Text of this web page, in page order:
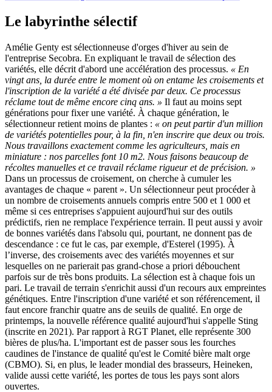
Le labyrinthe sélectif
Amélie Genty est sélectionneuse d'orges d'hiver au sein de
l'entreprise Secobra. En expliquant le travail de sélection des
variétés, elle décrit d'abord une accélération des processus. « En
vingt ans, la durée entre le moment où on entame les croisements et
l'inscription de la variété a été divisée par deux. Ce processus
réclame tout de même encore cinq ans. » Il faut au moins sept
générations pour fixer une variété. À chaque génération, le
sélectionneur retient moins de plantes : « on peut partir d'un million
de variétés potentielles pour, à la fin, n'en inscrire que deux ou trois.
Nous travaillons exactement comme les agriculteurs, mais en
miniature : nos parcelles font 10 m2. Nous faisons beaucoup de
récoltes manuelles et ce travail réclame rigueur et de précision. »
Dans un processus de croisement, on cherche à cumuler les
avantages de chaque « parent ». Un sélectionneur peut procéder à
un nombre de croisements annuels compris entre 500 et 1 000 et
même si ces entreprises s'appuient aujourd'hui sur des outils
prédictifs, rien ne remplace l'expérience terrain. Il peut aussi y avoir
de bonnes variétés dans l'absolu qui, pourtant, ne donnent pas de
descendance : ce fut le cas, par exemple, d'Esterel (1995). À
l’inverse, des croisements avec des variétés moyennes et sur
lesquelles on ne parierait pas grand-chose a priori débouchent
parfois sur de très bons produits. La sélection est à chaque fois un
pari. Le travail de terrain s'enrichit aussi d'un recours aux empreintes
génétiques. Entre l'inscription d'une variété et son référencement, il
faut encore franchir quatre ans de seuils de qualité. En orge de
printemps, la nouvelle référence qualité aujourd'hui s'appelle Sting
(inscrite en 2021). Par rapport à RGT Planet, elle représente 300
bières de plus/ha. L'important est de passer sous les fourches
caudines de l'instance de qualité qu'est le Comité bière malt orge
(CBMO). Si, en plus, le leader mondial des brasseurs, Heineken,
valide aussi cette variété, les portes de tous les pays sont alors
ouvertes.